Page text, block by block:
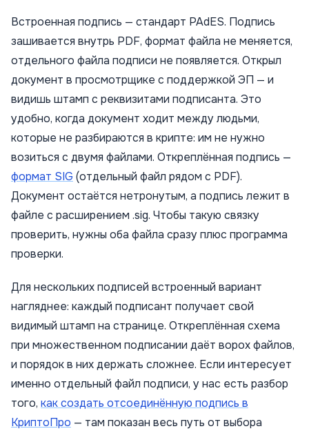
Встроенная подпись — стандарт PAdES. Подпись
зашивается внутрь PDF, формат файла не меняется,
отдельного файла подписи не появляется. Открыл
документ в просмотрщике с поддержкой ЭП — и
видишь штамп с реквизитами подписанта. Это
удобно, когда документ ходит между людьми,
которые не разбираются в крипте: им не нужно
возиться с двумя файлами. Откреплённая подпись —
формат SIG (отдельный файл рядом с PDF).
Документ остаётся нетронутым, а подпись лежит в
файле с расширением .sig. Чтобы такую связку
проверить, нужны оба файла сразу плюс программа
проверки.
Для нескольких подписей встроенный вариант
нагляднее: каждый подписант получает свой
видимый штамп на странице. Откреплённая схема
при множественном подписании даёт ворох файлов,
и порядок в них держать сложнее. Если интересует
именно отдельный файл подписи, у нас есть разбор
того, как создать отсоединённую подпись в
КриптоПро — там показан весь путь от выбора